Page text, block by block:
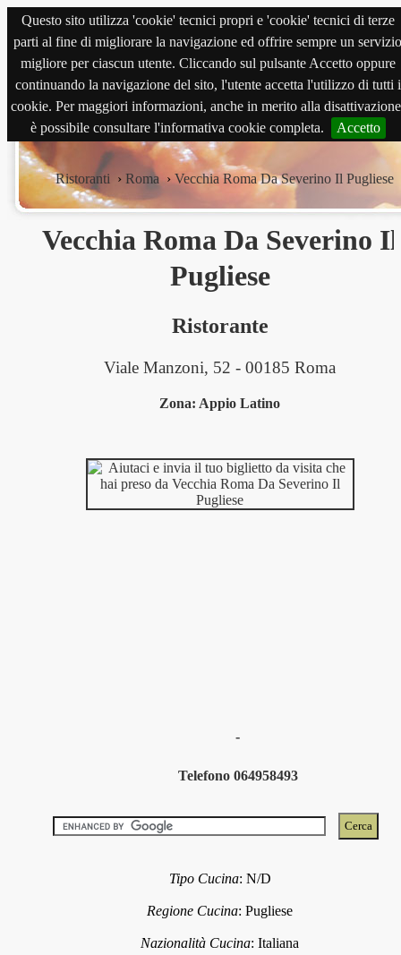
Questo sito utilizza 'cookie' tecnici propri e 'cookie' tecnici di terze
parti al fine di migliorare la navigazione ed offrire sempre un servizio
migliore per ciascun utente. Cliccando sul pulsante Accetto oppure
continuando la navigazione del sito, l'utente accetta l'utilizzo di tutti i
cookie. Per maggiori informazioni, anche in merito alla
è possibile consultare l'informativa cookie completa.
Accetto
magnabene.com
Ristoranti › Roma › Vecchia Roma Da Severino Il Pugliese
Vecchia Roma Da Severino Il
Pugliese
Ristorante
Viale Manzoni, 52 - 00185 Roma
Zona: Appio Latino
-
Telefono 064958493
Tipo Cucina: N/D
Regione Cucina:Pugliese
Nazionalità Cucina:Italiana